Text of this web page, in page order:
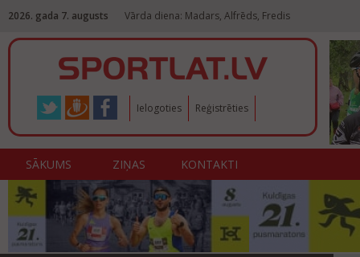
2026. gada 7. augusts Vārda diena: Madars, Alfrēds, Fredis
Ielogoties Reģistrēties
SĀKUMS ZIŅAS KONTAKTI